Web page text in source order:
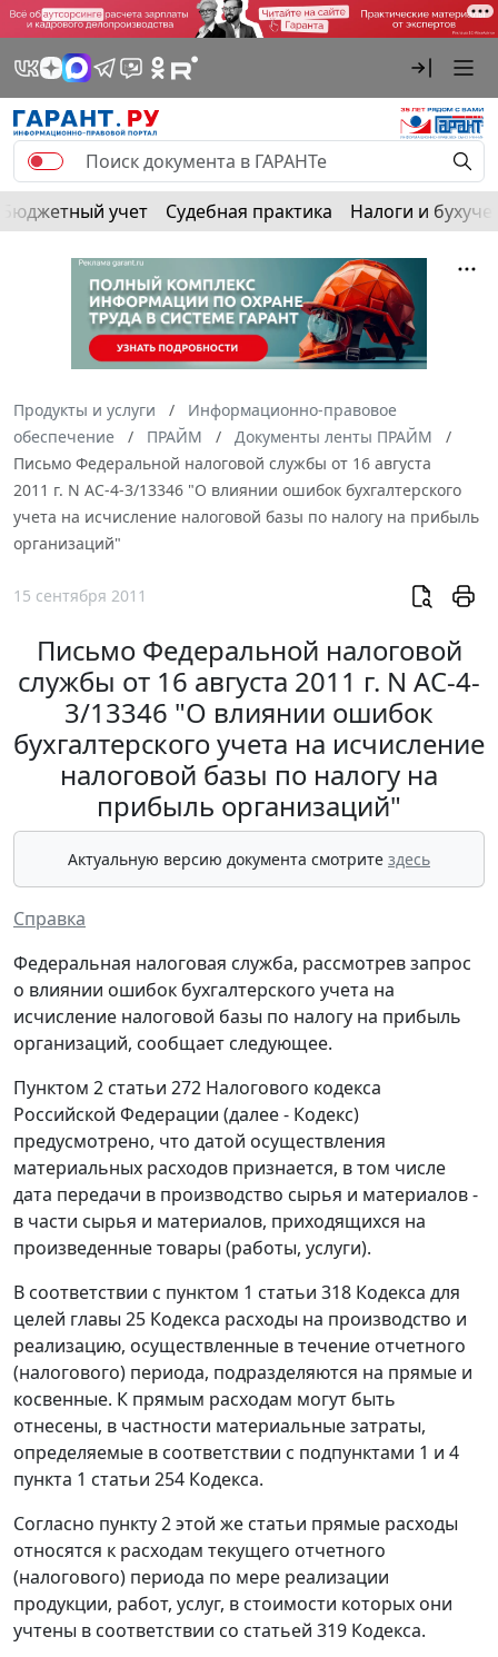
Бюджетный учет Судебная практика Налоги и
Продукты и услуги
Информационно-правовое
обеспечение
ПРАЙМ
Документы ленты ПРАЙМ
Письмо Федеральной налоговой службы от 16 августа
2011 г. N АС-4-3/13346 "О влиянии ошибок бухгалтерского
учета на исчисление налоговой базы по налогу на прибыль
организаций"
15 сентября 2011
Письмо Федеральной налоговой
службы от 16 августа 2011 г. N АС-4-
3/13346 "О влиянии ошибок
бухгалтерского учета на исчисление
налоговой базы по налогу на
прибыль организаций"
Актуальную версию документа смотрите здесь
Справка
Федеральная налоговая служба, рассмотрев запрос
о влиянии ошибок бухгалтерского учета на
исчисление налоговой базы по налогу на прибыль
организаций, сообщает следующее.
Пунктом 2 статьи 272 Налогового кодекса
Российской Федерации (далее - Кодекс)
предусмотрено, что датой осуществления
материальных расходов признается, в том числе
дата передачи в производство сырья и материалов -
в части сырья и материалов, приходящихся на
произведенные товары (работы, услуги).
В соответствии с пунктом 1 статьи 318 Кодекса для
целей главы 25 Кодекса расходы на производство и
реализацию, осуществленные в течение отчетного
(налогового) периода, подразделяются на прямые и
косвенные. К прямым расходам могут быть
отнесены, в частности материальные затраты,
определяемые в соответствии с подпунктами 1 и 4
пункта 1 статьи 254 Кодекса.
Согласно пункту 2 этой же статьи прямые расходы
относятся к расходам текущего отчетного
(налогового) периода по мере реализации
продукции, работ, услуг, в стоимости которых они
учтены в соответствии со статьей 319 Кодекса.